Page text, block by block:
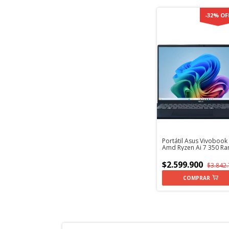
Portátil Asus Vivobook
Amd Ryzen Ai 7 350
Computador Portátil
-32%
$2.599.900
COMPRAR